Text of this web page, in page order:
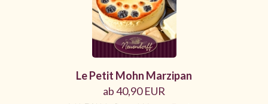
Le Petit Mohn Marzipan
ab 40,90 EUR